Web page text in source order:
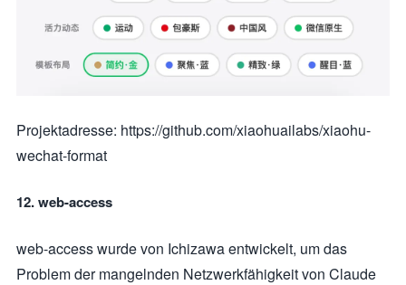
Projektadresse: https://github.com/xiaohuailabs/xiaohu-
wechat-format
12. web-access
web-access wurde von Ichizawa entwickelt, um das
Problem der mangelnden Netzwerkfähigkeit von Claude